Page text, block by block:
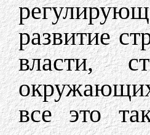
развитие
власти,
окружающих
все это